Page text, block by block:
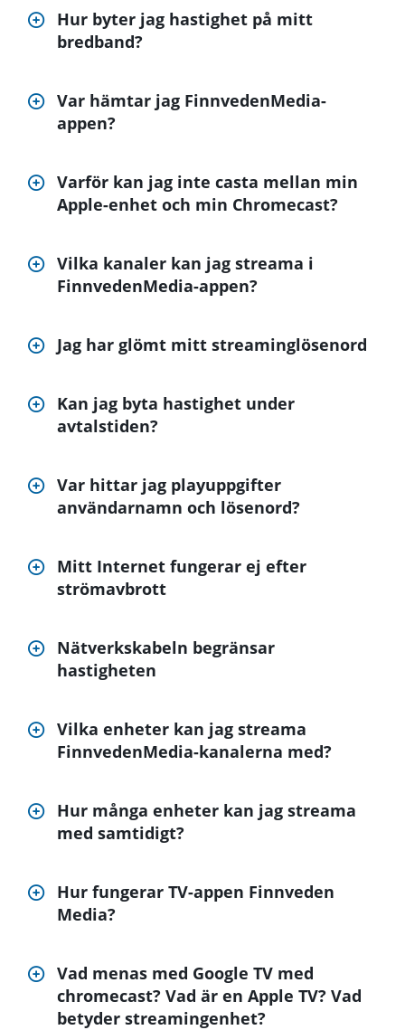
Hur byter jag hastighet på mitt
bredband?
Var hämtar jag FinnvedenMedia-
appen?
Varför kan jag inte casta mellan min
Apple-enhet och min Chromecast?
Vilka kanaler kan jag streama i
FinnvedenMedia-appen?
Jag har glömt mitt streaminglösenord
Kan jag byta hastighet under
avtalstiden?
Var hittar jag playuppgifter
användarnamn och lösenord?
Mitt Internet fungerar ej efter
strömavbrott
Nätverkskabeln begränsar
hastigheten
Vilka enheter kan jag streama
FinnvedenMedia-kanalerna med?
Hur många enheter kan jag streama
med samtidigt?
Hur fungerar TV-appen Finnveden
Media?
Vad menas med Google TV med
chromecast? Vad är en Apple TV? Vad
betyder streamingenhet?